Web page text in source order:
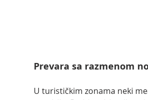
Prevara sa razmenom
U turističkim zonama neki